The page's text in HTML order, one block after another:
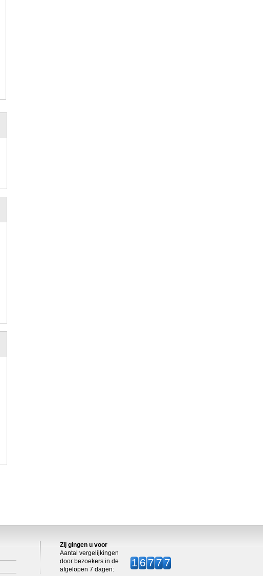
Zij gingen u voor
Aantal vergelijkingen
door bezoekers in de
afgelopen 7 dagen:
16777